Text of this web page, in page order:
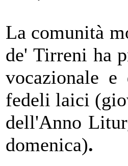
La comunità
de' Tirreni ha
vocazionale e
fedeli laici
dell'Anno
domenica).